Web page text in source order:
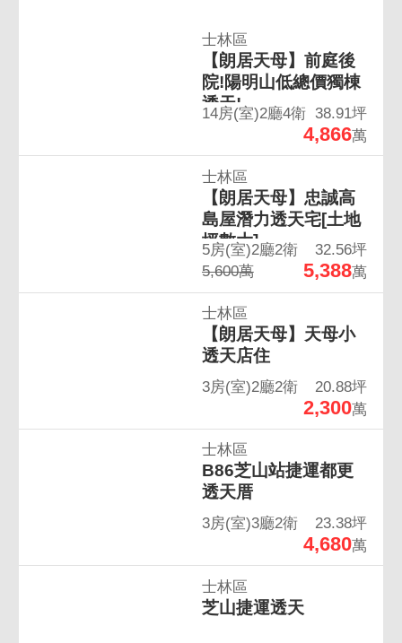
士林區
【朗居天母】前庭後
院!陽明山低總價獨棟
透天!
14房(室)2廳4衛 38.91坪
4,866萬
士林區
【朗居天母】忠誠高
島屋潛力透天宅[土地
坪數大]
5房(室)2廳2衛
32.56坪
5,600萬
5,388萬
士林區
【朗居天母】天母小
透天店住
3房(室)2廳2衛 20.88坪
2,300萬
士林區
B86芝山站捷運都更
透天厝
3房(室)3廳2衛 23.38坪
4,680萬
士林區
芝山捷運透天